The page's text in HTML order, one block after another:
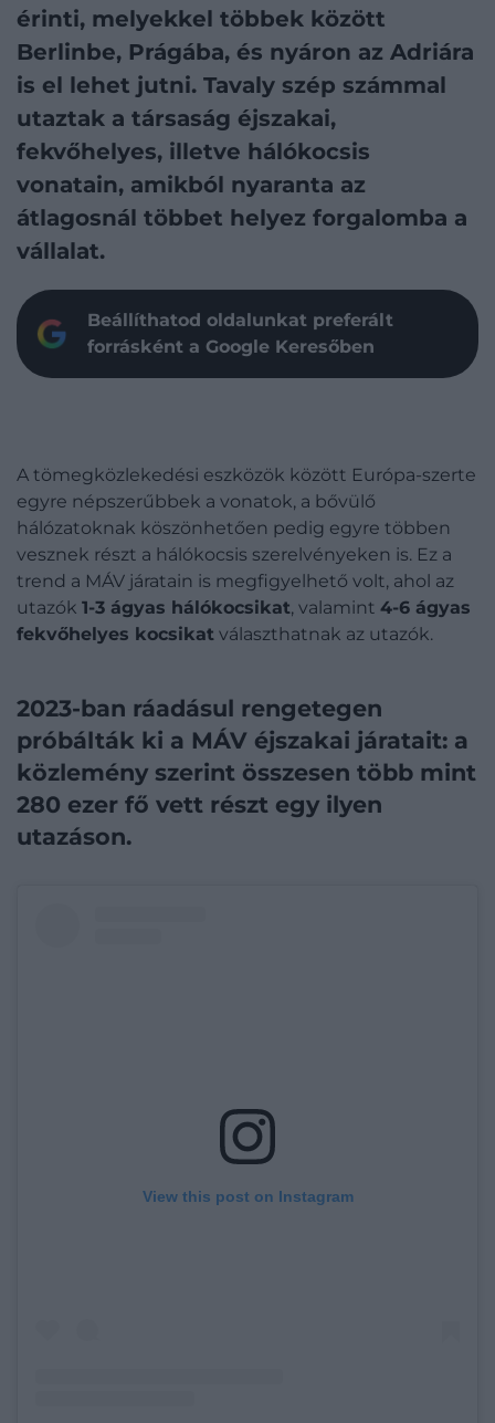
érinti, melyekkel többek között
Berlinbe, Prágába, és nyáron az Adriára
is el lehet jutni. Tavaly szép számmal
utaztak a társaság éjszakai,
fekvőhelyes, illetve hálókocsis
vonatain, amikból nyaranta az
átlagosnál többet helyez forgalomba a
vállalat.
Beállíthatod oldalunkat preferált
forrásként a Google Keresőben
A tömegközlekedési eszközök között Európa-szerte
egyre népszerűbbek a vonatok, a bővülő
hálózatoknak köszönhetően pedig egyre többen
vesznek részt a hálókocsis szerelvényeken is. Ez a
trend a MÁV járatain is megfigyelhető volt, ahol az
utazók 1-3 ágyas hálókocsikat, valamint 4-6 ágyas
fekvőhelyes kocsikat választhatnak az utazók.
2023-ban ráadásul rengetegen
próbálták ki a MÁV éjszakai járatait: a
közlemény szerint összesen több mint
280 ezer fő vett részt egy ilyen
utazáson.
View this post on Instagram